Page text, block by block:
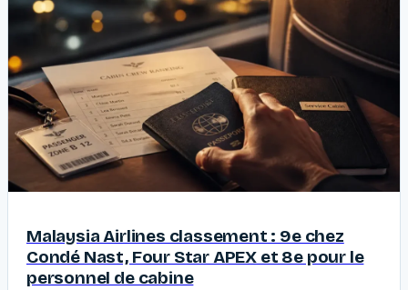
Malaysia Airlines classement : 9e chez
Condé Nast, Four Star APEX et 8e pour le
personnel de cabine